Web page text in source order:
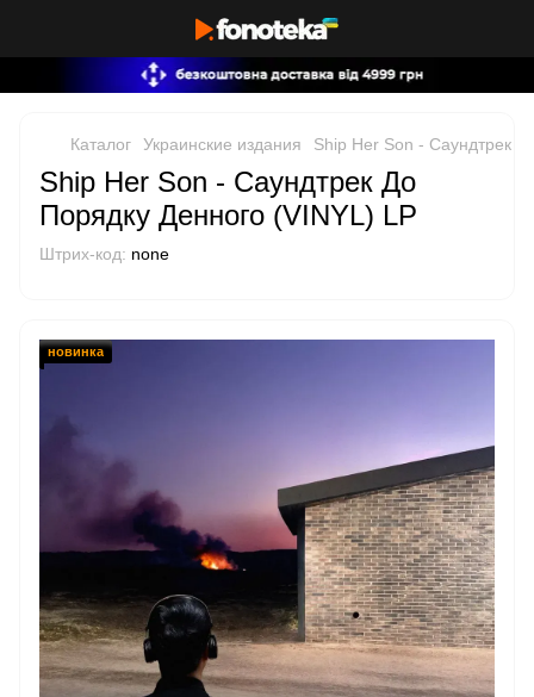
Каталог Украинские издания Ship Her Son - Саундтрек
Ship Her Son - Саундтрек До
Порядку Денного (VINYL) LP
Штрих-код: none
новинка